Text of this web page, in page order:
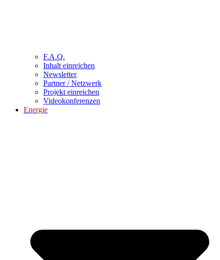
F.A.Q.
Inhalt einreichen
Newsletter
Partner / Netzwerk
Projekt einreichen
Videokonferenzen
Energie